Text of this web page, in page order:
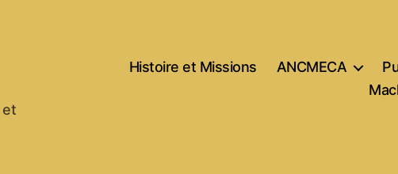
et
Histoire et Missions ANCMECA